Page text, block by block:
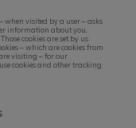
when visited by a user – asks
information about you,
cookies are set by us
– which are cookies from
visiting – for our
cookies and other tracking